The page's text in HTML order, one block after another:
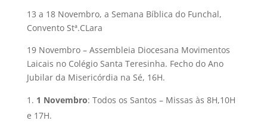
13 a 18 Novembro, a Semana Bíblica do Funchal,
Convento Stª.CLara
19 Novembro – Assembleia Diocesana Movimentos
Laicais no Colégio Santa Teresinha. Fecho do Ano
Jubilar da Misericórdia na Sé, 16H.
1 Novembro: Todos os Santos – Missas às 8H,10H
e 17H.